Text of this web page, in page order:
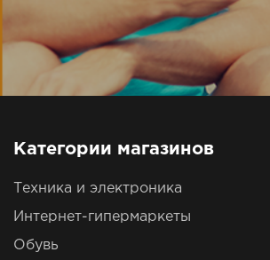
Категории магазинов
Техника и электроника
Интернет-гипермаркеты
Обувь